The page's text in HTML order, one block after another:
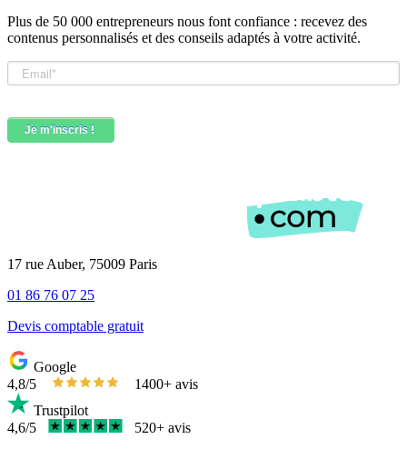
Plus de 50 000 entrepreneurs nous font confiance : recevez des
contenus personnalisés et des conseils adaptés à votre activité.
17 rue Auber, 75009 Paris
01 86 76 07 25
Devis comptable gratuit
Google
4,8/5
1400+ avis
Trustpilot
4,6/5
520+ avis